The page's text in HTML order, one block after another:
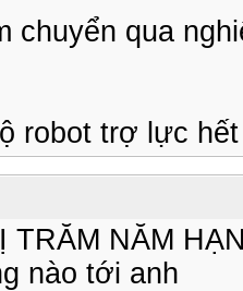
chuyển qua
robot trợ lực
TRĂM NĂM
nào tới anh